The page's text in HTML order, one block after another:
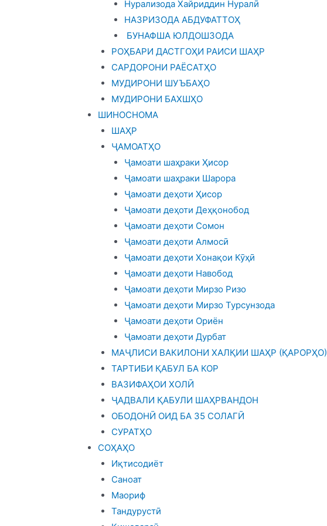
Нурализода Хайриддин Нуралӣ
НАЗРИЗОДА АБДУФАТТОҲ
БУНАФША ЮЛДОШЗОДА
РОҲБАРИ ДАСТГОҲИ РАИСИ ШАҲР
САРДОРОНИ РАЁСАТҲО
МУДИРОНИ ШУЪБАҲО
МУДИРОНИ БАХШҲО
ШИНОСНОМА
ШАҲР
ҶАМОАТҲО
Ҷамоати шаҳраки Ҳисор
Ҷамоати шаҳраки Шарора
Ҷамоати деҳоти Ҳисор
Ҷамоати деҳоти Деҳқонобод
Ҷамоати деҳоти Сомон
Ҷамоати деҳоти Алмосӣ
Ҷамоати деҳоти Хонақои Кӯҳӣ
Ҷамоати деҳоти Навобод
Ҷамоати деҳоти Мирзо Ризо
Ҷамоати деҳоти Мирзо Турсунзода
Ҷамоати деҳоти Ориён
Ҷамоати деҳоти Дурбат
МАҶЛИСИ ВАКИЛОНИ ХАЛҚИИ ШАҲР (ҚАРОРҲО)
ТАРТИБИ ҚАБУЛ БА КОР
ВАЗИФАҲОИ ХОЛӢ
ҶАДВАЛИ ҚАБУЛИ ШАҲРВАНДОН
ОБОДОНӢ ОИД БА 35 СОЛАГӢ
СУРАТҲО
СОҲАҲО
Иқтисодиёт
Саноат
Маориф
Тандурустӣ